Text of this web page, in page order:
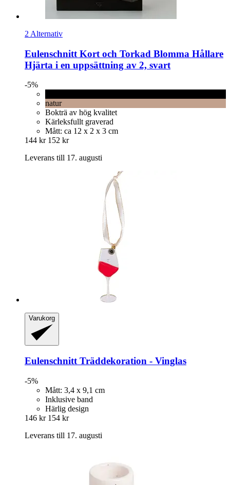
2 Alternativ
Eulenschnitt Kort och Torkad Blomma Hållare
Hjärta i en uppsättning av 2, svart
-5%
natur
Bokträ av hög kvalitet
Kärleksfullt graverad
Mått: ca 12 x 2 x 3 cm
144 kr 152 kr
Leverans till 17. augusti
Varukorg
Eulenschnitt Träddekoration -​ Vinglas
-5%
Mått: 3,4 x 9,1 cm
Inklusive band
Härlig design
146 kr 154 kr
Leverans till 17. augusti